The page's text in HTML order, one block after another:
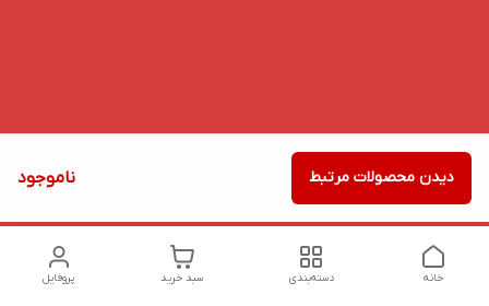
ناموجود دیدن محصولات مرتبط
پروفایل سبد خرید دسته‌بندی خانه